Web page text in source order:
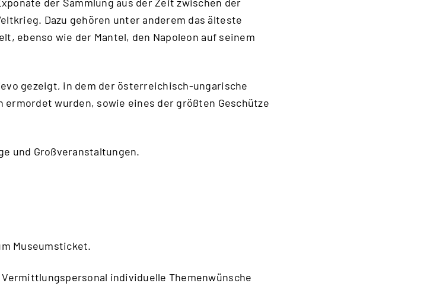
Dazu gehören unter anderem das älteste
ebenso wie der Mantel, den Napoleon auf seinem
gezeigt, in dem der österreichisch-ungarische
ermordet wurden, sowie eines der größten Geschütze
und Großveranstaltungen.
Museumsticket.
individuelle Themenwünsche